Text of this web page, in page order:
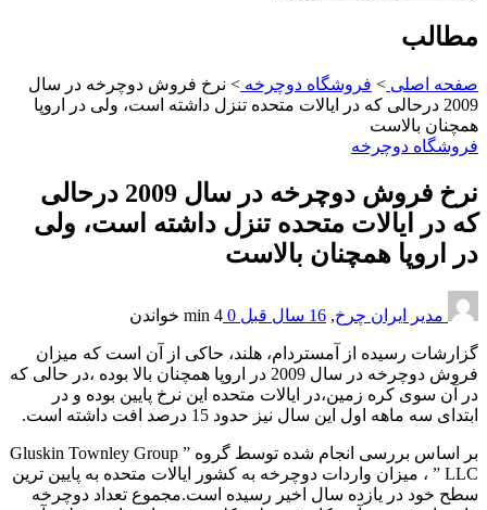
مطالب
صفحه اصلی > فروشگاه دوچرخه > نرخ فروش دوچرخه در سال
2009 درحالی که در ایالات متحده تنزل داشته است، ولی در اروپا
همچنان بالاست
فروشگاه دوچرخه
نرخ فروش دوچرخه در سال 2009 درحالی
که در ایالات متحده تنزل داشته است، ولی
در اروپا همچنان بالاست
مدیر ایران چرخ, 16 سال قبل 0
4 min خواندن
گزارشات رسیده از آمستردام، هلند، حاکی از آن است که میزان
فروش دوچرخه در سال 2009 در اروپا همچنان بالا بوده ،در حالی که
در آن سوی کره زمین،در ایالات متحده این نرخ پایین بوده و در
ابتدای سه ماهه اول این سال نیز حدود 15 درصد افت داشته است.
بر اساس بررسی انجام شده توسط گروه ” Gluskin Townley Group
LLC ” ، میزان واردات دوچرخه به کشور ایالات متحده به پایین ترین
سطح خود در یازده سال اخیر رسیده است.مجموع تعداد دوچرخه